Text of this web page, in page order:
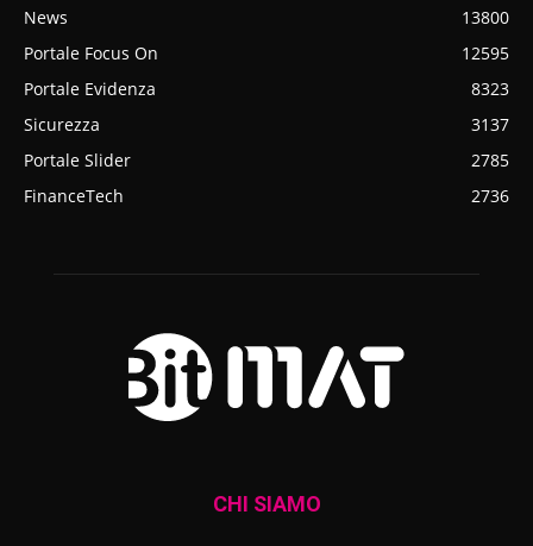
News
13800
Portale Focus On
12595
Portale Evidenza
8323
Sicurezza
3137
Portale Slider
2785
FinanceTech
2736
CHI SIAMO